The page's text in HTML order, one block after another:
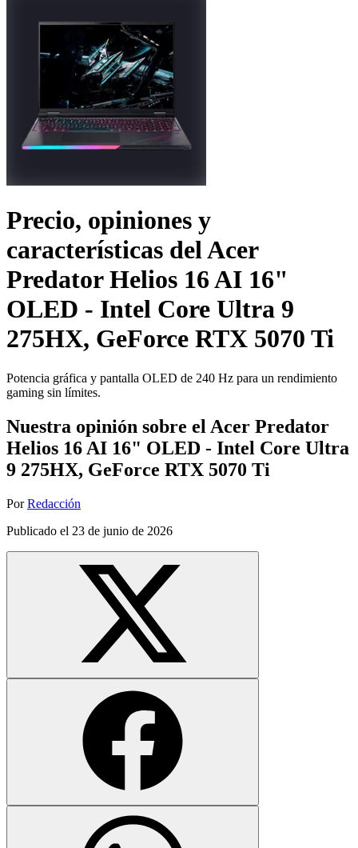
Precio, opiniones y
características delAcer
Predator Helios 16 AI 16"
OLED - Intel Core Ultra 9
275HX, GeForce RTX 5070 Ti
Potencia gráfica y pantalla OLED de 240 Hz para un rendimiento
gaming sin límites.
Nuestra opinión sobre el Acer Predator
Helios 16 AI 16" OLED - Intel Core Ultra
9 275HX, GeForce RTX 5070 Ti
Por Redacción
Publicado el 23 de junio de 2026